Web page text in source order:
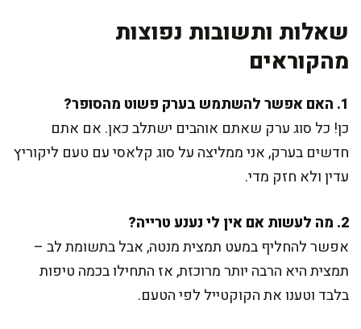
שאלות ותשובות נפוצות
מהקוראים
1. האם אפשר להשתמש בערק פשוט מהסופר?
כן! כל סוג ערק שאתם אוהבים ישתלב כאן. אם אתם
חדשים בערק, אני ממליצה על סוג קלאסי עם טעם ליקוריץ
עדין ולא חזק מדי.
2. מה לעשות אם אין לי נענע טרייה?
אפשר להחליף במעט תמצית מנטה, אבל בתשומת לב –
תמצית היא הרבה יותר מרוכזת, אז התחילו בכמה טיפות
בלבד וטענו את הקוקטייל לפי הטעם.